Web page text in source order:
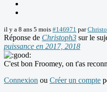
il y a 8 ans 5 mois #146971 par
Réponse de Christoph3 sur le
puissance en 2017, 2018
C'est bon Froomey, on t'as
Connexion ou Créer un compte